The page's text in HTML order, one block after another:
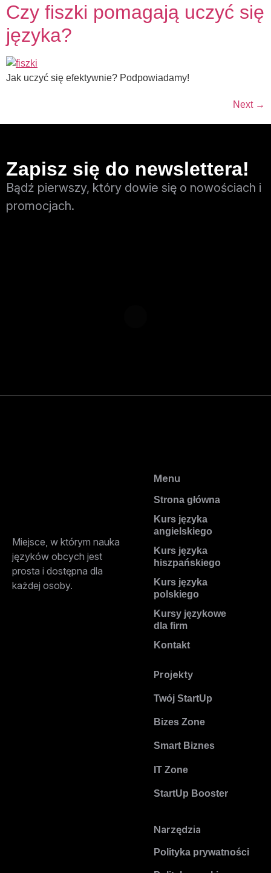
Czy fiszki pomagają uczyć się
języka?
Jak uczyć się efektywnie? Podpowiadamy!
Next →
Zapisz się do newslettera!
Bądź pierwszy, który dowie się o nowościach i
promocjach.
Miejsce, w którym nauka
języków obcych jest
prosta i dostępna dla
każdej osoby.
Menu
Strona główna
Kurs języka
angielskiego
Kurs języka
hiszpańskiego
Kurs języka
polskiego
Kursy językowe
dla firm
Kontakt
Projekty
Twój StartUp
Bizes Zone
Smart Biznes
IT Zone
StartUp Booster
Narzędzia
Polityka prywatności